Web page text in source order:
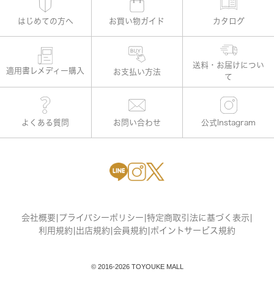
はじめての方へ お買い物ガイド カタログ
適用書レメディー購入 お支払い方法
よくある質問 お問い合わせ 公式Instagram
会社概要 プライバシーポリシー 特定商取引法に基づく表示
利用規約 出店規約 会員規約 ポイントサービス規約
© 2016-2026 TOYOUKE MALL